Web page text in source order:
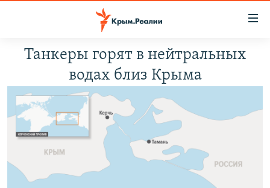
Вернуться
содержанию
Вернутся
главной
навигации
Вернутся
СПЕЦПРОЕКТЫ
ГРУЗ 200
КАРТА ВОЕННЫХ ОБЪЕКТОВ КРЫМА
11 ЛЕТ ОККУПАЦИИ КРЫМА. 11 ИСТОРИЙ СОПРОТИВЛЕНИЯ
ВОДА
ИСТОРИЯ
ИНТЕРАКТИВ
РАДІО СВОБОДА
Танкеры горят в нейтральных
водах близ Крыма